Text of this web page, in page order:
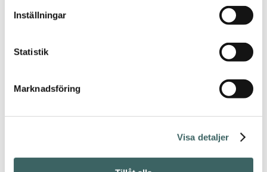
Inställningar
Statistik
Marknadsföring
Visa detaljer